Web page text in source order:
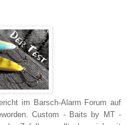
im Barsch-Alarm Forum auf
Custom - Baits by MT -